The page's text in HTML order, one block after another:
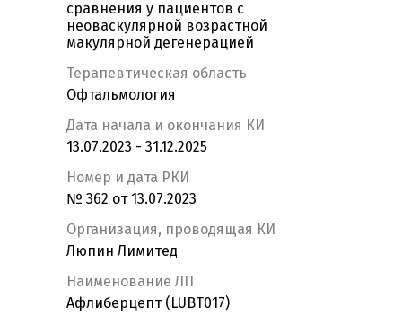
сравнения у пациентов с
неоваскулярной возрастной
макулярной дегенерацией
Терапевтическая область
Офтальмология
Дата начала и окончания КИ
13.07.2023 - 31.12.2025
Номер и дата РКИ
№ 362 от 13.07.2023
Организация, проводящая КИ
Люпин Лимитед
Наименование ЛП
Афлиберцепт (LUBT017)